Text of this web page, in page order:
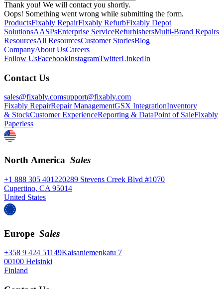
Thank you! We will contact you shortly.
Oops! Something went wrong while submitting the form.
ProductsFixably RepairFixably RefurbFixably Depot
SolutionsAASPsEnterprise ServiceRefurbishersMulti-Brand Repairs
ResourcesAll ResourcesCustomer StoriesBlog
CompanyAbout UsCareers
Follow UsFacebookInstagramTwitterLinkedIn
Contact Us
sales@fixably.comsupport@fixably.com
Fixably RepairRepair ManagementGSX IntegrationInventory
& StockCustomer ExperienceReporting & DataPoint of SaleFixably
Paperless
North America Sales
+1 888 305 401220289 Stevens Creek Blvd #1070
Cupertino, CA 95014
United States
Europe Sales
+358 9 424 51149Kaisaniemenkatu 7
00100 Helsinki
Finland